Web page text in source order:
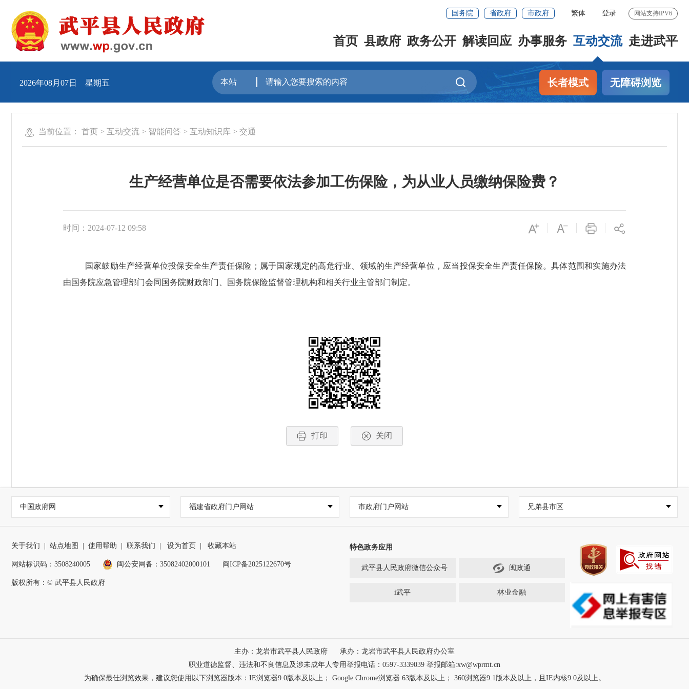
国务院 省政府 市政府 繁体 登录 网站支持IPV6
首页 县政府 政务公开 解读回应 办事服务 互动交流 走进武平
2026年08月07日 星期五 长者模式 无障碍浏览
当前位置： 首页 > 互动交流 > 智能问答 > 互动知识库 > 交通
生产经营单位是否需要依法参加工伤保险，为从业人员缴纳保险费？
时间：2024-07-12 09:58
国家鼓励生产经营单位投保安全生产责任保险；属于国家规定的高危行业、领域的生产经营单位，应当投保安全生产责任保险。具体范围和实施办法
由国务院应急管理部门会同国务院财政部门、国务院保险监督管理机构和相关行业主管部门制定。
打印 关闭
中国政府网 福建省政府门户网站 市政府门户网站 兄弟县市区
关于我们 | 站点地图 | 使用帮助 | 联系我们 | 设为首页 | 收藏本站
网站标识码：3508240005 闽公安网备：35082402000101 闽ICP备2025122670号
版权所有：© 武平县人民政府
特色政务应用
武平县人民政府微信公众号 闽政通
i武平 林业金融
主办：龙岩市武平县人民政府
承办：龙岩市武平县人民政府办公室
职业道德监督、违法和不良信息及涉未成年人专用举报电话：0597-3339039 举报邮箱:xw@wprmt.cn
为确保最佳浏览效果，建议您使用以下浏览器版本：IE浏览器9.0版本及以上； Google Chrome浏览器 63版本及以上； 360浏览器9.1版本及以上，且IE内核9.0及以上。